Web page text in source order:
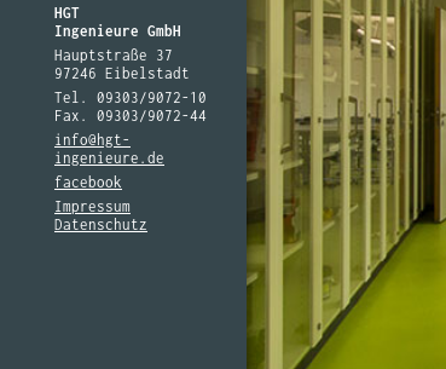
HGT
Ingenieure GmbH
Hauptstraße 37
97246 Eibelstadt
Tel. 09303/9072-10
Fax. 09303/9072-44
info@hgt-
ingenieure.de
facebook
Impressum
Datenschutz